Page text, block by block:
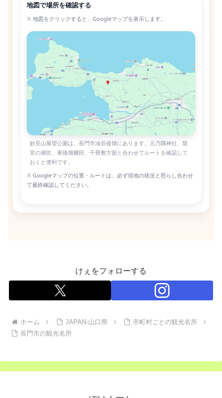
地図で場所を確認する
※ 地図をクリックすると、Googleマップを表示します。
妙見山展望公園は、長門市油谷後畑にあります。元乃隅神社、龍
宮の潮吹、東後畑棚田、千畳敷方面と合わせてルートを確認して
おくと便利です。
※ Googleマップの位置・ルートは、必ず現地の状況と照らし合わせ
て最終確認してください。
けぇをフォローする
ホーム JAPAN-山口県
市町村ごとの観光名所
長門市の観光名所